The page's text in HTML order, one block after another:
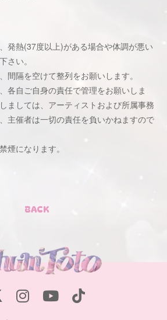
発熱(37度以上)がある場合や体調が悪い
さい。
間隔を空けて整列をお願いします。
各自ご自身の責任で管理をお願いしま
ましては、アーティストおよび所属事務
主催者は一切の責任を負いかねますので
煙になります。
BACK